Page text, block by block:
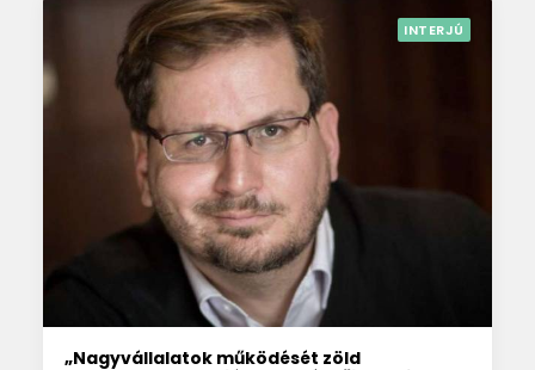
INTERJÚ
„Nagyvállalatok működését zöld